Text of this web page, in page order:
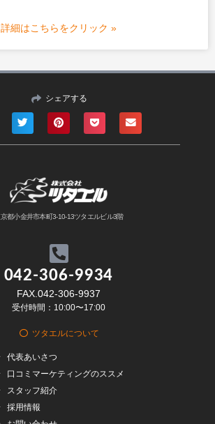
詳細はこちらをクリック »
シェアする
都小金井市本町3-10-13ツタエルビル3階
042-306-9934
FAX.042-306-9937
受付時間：10:00〜17:00
ツタエルについて
代表あいさつ
口コミマーケティングのススメ
スタッフ紹介
採用情報